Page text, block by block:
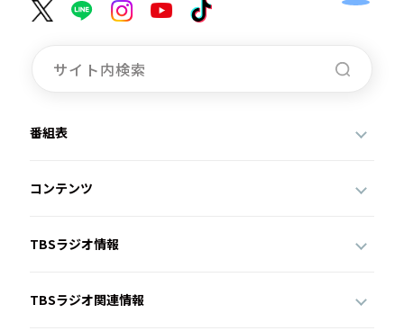
番組表
コンテンツ
TBSラジオ情報
TBSラジオ関連情報